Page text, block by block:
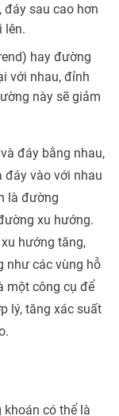
sau cao hơn
lên.
hay đường
với nhau, đỉnh
này sẽ giảm
đáy bằng nhau,
đáy vào với nhau
là đường
xu hướng.
hướng tăng,
như các vùng hỗ
một công cụ để
lý, tăng xác suất
khoán có thể là